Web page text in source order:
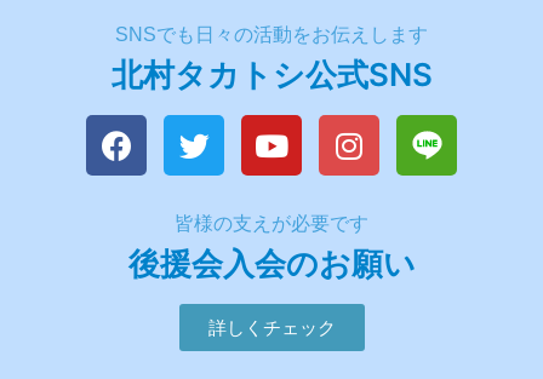
北村タカトシ公式SNS
SNSでも日々の活動をお伝えします
後援会入会のお願い
皆様の支えが必要です
詳しくチェック